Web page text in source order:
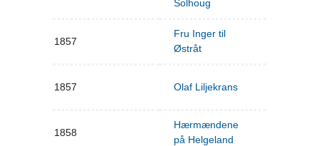
Solhoug
1857
Fru Inger til
Østråt
1857 Olaf Liljekrans
1858
Hærmændene
på Helgeland